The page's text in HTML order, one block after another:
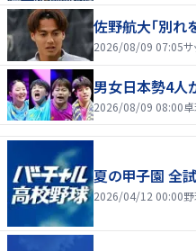
佐野航大「別れ
2026/08/09 07:05サ
男女日本勢4人
2026/08/09 08:00
夏の甲子園 全
2026/04/12 00:00